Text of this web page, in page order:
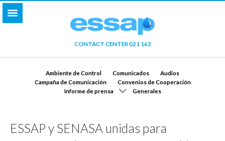
CONTACT CENTER 021 162
Ambiente de Control Comunicados
Audios
Campaña de Comunicación
Convenios de Cooperación
Informe de prensa
Generales
ESSAP y SENASA unidas para